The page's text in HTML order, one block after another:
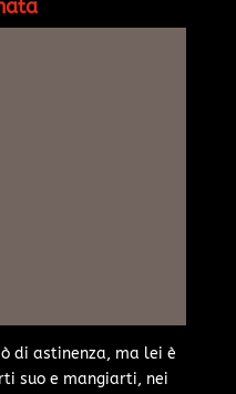
di astinenza, ma lei è
suo e mangiarti, nei